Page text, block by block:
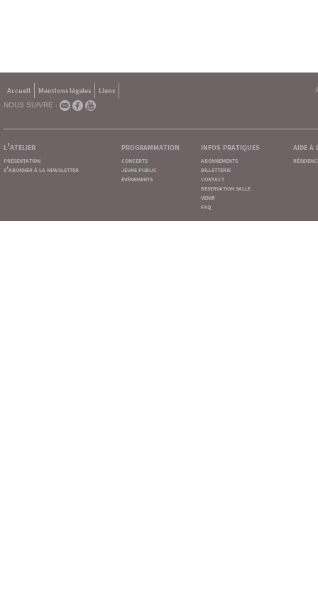
Accueil Mentions légales
Liens
NOUS SUIVRE :
l'atelier
présentation
s'abonner à la newsletter
programmation
concerts
jeune public
événements
infos pratiques
abonnements
billetterie
contact
reservation salle
venir
faq
aide